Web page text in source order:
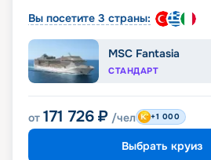
Вы посетите 3 страны:
MSC Fantasia
СТАНДАРТ
от 171 726 ₽ /чел +1 000
Выбрать круиз